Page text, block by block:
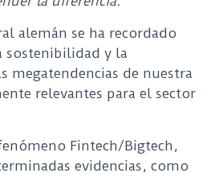
alemán se ha recordado
sostenibilidad y la
megatendencias de nuestra
relevantes para el sector
Fintech/Bigtech,
evidencias, como